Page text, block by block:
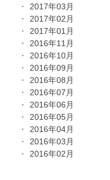
2017年03月
2017年02月
2017年01月
2016年11月
2016年10月
2016年09月
2016年08月
2016年07月
2016年06月
2016年05月
2016年04月
2016年03月
2016年02月